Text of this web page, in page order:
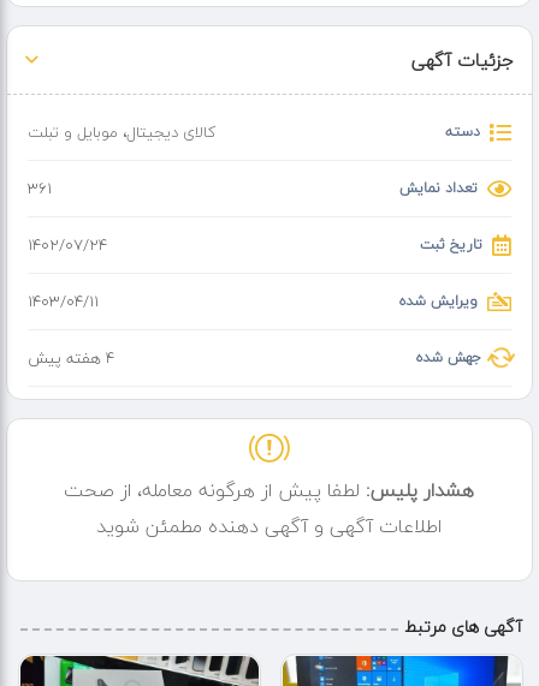
دوربین عقب جلو 13Mp FRONT cam
+ ده ها برنامه دیگر.
شارژر تایپ C فست شارژسری
جزئیات آگهی
دسته کالای دیجیتال، موبایل و تبلت
تعداد نمایش 361
تاریخ ثبت ۱۴۰۲/۰۷/۲۴
ویرایش شده ۱۴۰۳/۰۴/۱۱
جهش شده 4 هفته پیش
هشدار پلیس: لطفا پیش از هرگونه معامله، از صحت
اطلاعات آگهی و آگهی دهنده مطمئن شوید
آگهی های مرتبط